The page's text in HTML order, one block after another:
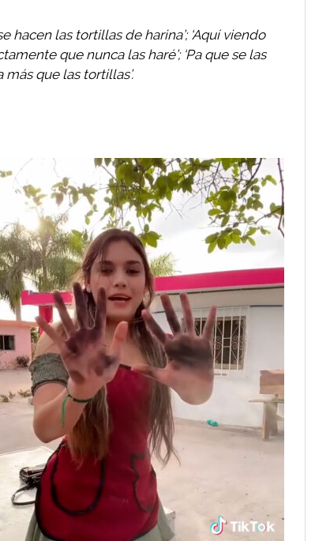
hacen las tortillas de harina’; ‘Aquí viendo
que nunca las haré’; ‘Pa que se las
más que las tortillas’.